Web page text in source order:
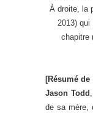
À droite, la
2013) qui
chapitre
[Résumé de
Jason Todd
de sa mère,